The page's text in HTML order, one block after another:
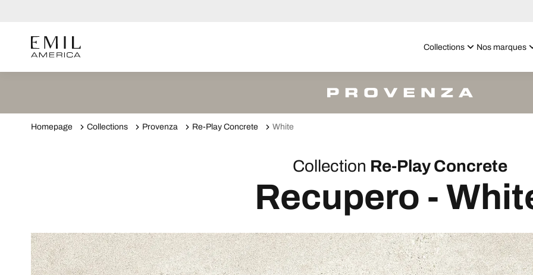
Collections Nos marques
Homepage Collections Provenza Re-Play Concrete White
Collection Re-Play Concrete
Recupero -